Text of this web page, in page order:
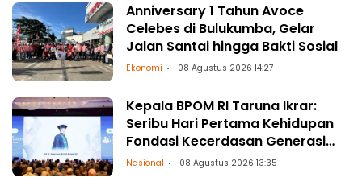
Anniversary 1 Tahun Avoce
Celebes di Bulukumba, Gelar
Jalan Santai hingga Bakti Sosial
Ekonomi 08 Agustus 2026 14:27
Kepala BPOM RI Taruna Ikrar:
Seribu Hari Pertama Kehidupan
Fondasi Kecerdasan Generasi
Masa Depan
Nasional 08 Agustus 2026 13:35